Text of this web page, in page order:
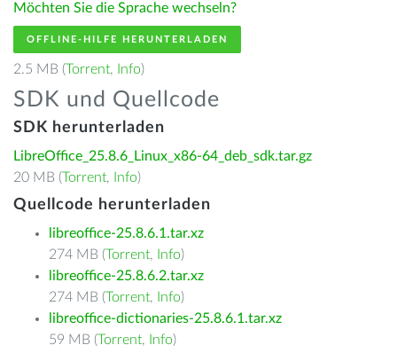
Möchten Sie die Sprache wechseln?
OFFLINE-HILFE HERUNTERLADEN
2.5 MB (Torrent, Info)
SDK und Quellcode
SDK herunterladen
LibreOffice_25.8.6_Linux_x86-64_deb_sdk.tar.gz
20 MB (Torrent, Info)
Quellcode herunterladen
libreoffice-25.8.6.1.tar.xz
274 MB (Torrent, Info)
libreoffice-25.8.6.2.tar.xz
274 MB (Torrent, Info)
libreoffice-dictionaries-25.8.6.1.tar.xz
59 MB (Torrent, Info)